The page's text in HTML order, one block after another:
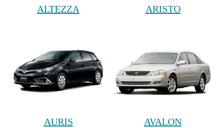
ALTEZZA ARISTO
AURIS AVALON